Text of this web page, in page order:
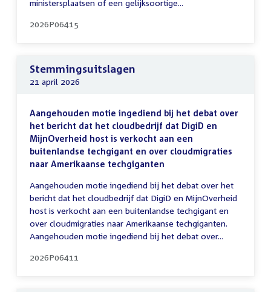
ministersplaatsen of een gelijksoortige...
2026P06415
Stemmingsuitslagen
21 april 2026
Aangehouden motie ingediend bij het debat over
het bericht dat het cloudbedrijf dat DigiD en
MijnOverheid host is verkocht aan een
buitenlandse techgigant en over cloudmigraties
naar Amerikaanse techgiganten
Aangehouden motie ingediend bij het debat over het
bericht dat het cloudbedrijf dat DigiD en MijnOverheid
host is verkocht aan een buitenlandse techgigant en
over cloudmigraties naar Amerikaanse techgiganten.
Aangehouden motie ingediend bij het debat over...
2026P06411